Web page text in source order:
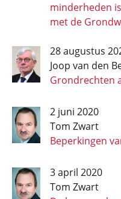
minderheden
met de
28 augustus
Joop van den
Grondrechten
2 juni 2020
Tom Zwart
Beperkingen
3 april 2020
Tom Zwart